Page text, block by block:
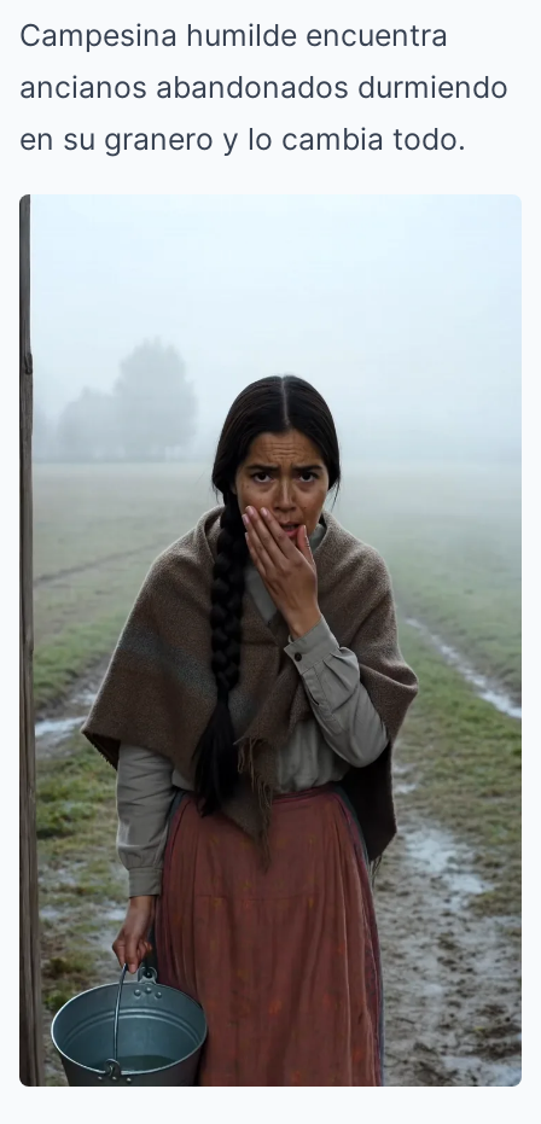
Campesina humilde encuentra
ancianos abandonados durmiendo
en su granero y lo cambia todo.